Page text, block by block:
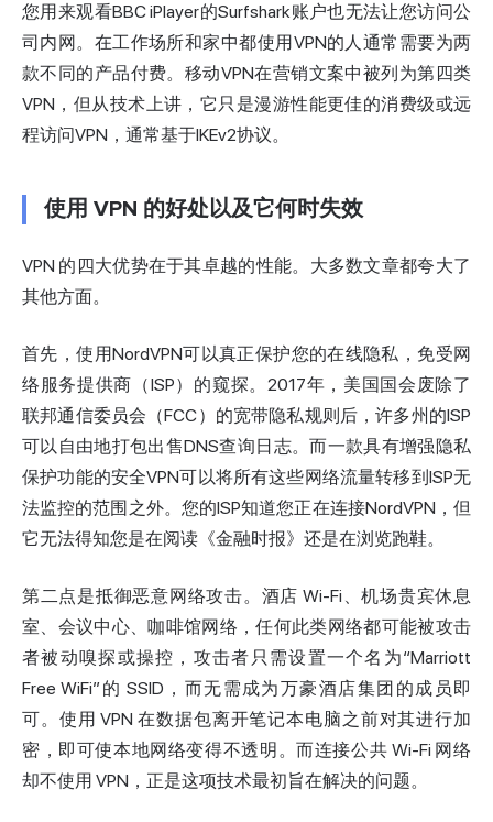
您用来观看BBC iPlayer的Surfshark账户也无法让您访问公
司内网。在工作场所和家中都使用VPN的人通常需要为两
款不同的产品付费。移动VPN在营销文案中被列为第四类
VPN，但从技术上讲，它只是漫游性能更佳的消费级或远
程访问VPN，通常基于IKEv2协议。
使用 VPN 的好处以及它何时失效
VPN 的四大优势在于其卓越的性能。大多数文章都夸大了
其他方面。
首先，使用NordVPN可以真正保护您的在线隐私，免受网
络服务提供商（ISP）的窥探。2017年，美国国会废除了
联邦通信委员会（FCC）的宽带隐私规则后，许多州的ISP
可以自由地打包出售DNS查询日志。而一款具有增强隐私
保护功能的安全VPN可以将所有这些网络流量转移到ISP无
法监控的范围之外。您的ISP知道您正在连接NordVPN，但
它无法得知您是在阅读《金融时报》还是在浏览跑鞋。
第二点是抵御恶意网络攻击。酒店 Wi-Fi、机场贵宾休息
室、会议中心、咖啡馆网络，任何此类网络都可能被攻击
者被动嗅探或操控，攻击者只需设置一个名为“Marriott
Free WiFi”的 SSID，而无需成为万豪酒店集团的成员即
可。使用 VPN 在数据包离开笔记本电脑之前对其进行加
密，即可使本地网络变得不透明。而连接公共 Wi-Fi 网络
却不使用 VPN，正是这项技术最初旨在解决的问题。